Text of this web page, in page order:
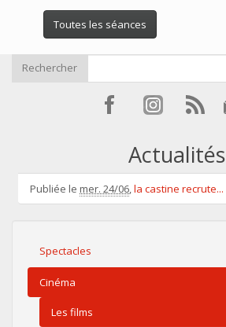
Toutes les séances
Rechercher
Actualités
Publiée le mer. 24/06,la castine recrute...
Spectacles
Cinéma
Les films